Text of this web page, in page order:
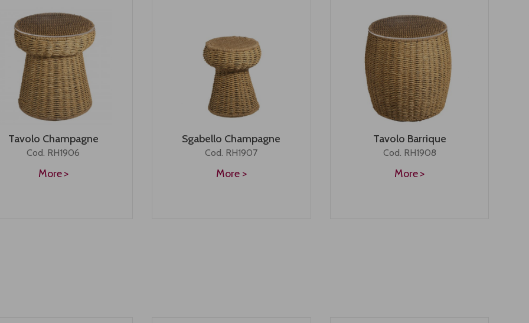
Tavolo Champagne
Cod. RH1906
More
Sgabello Champagne
Cod. RH1907
More
Tavolo Barrique
Cod. RH1908
More